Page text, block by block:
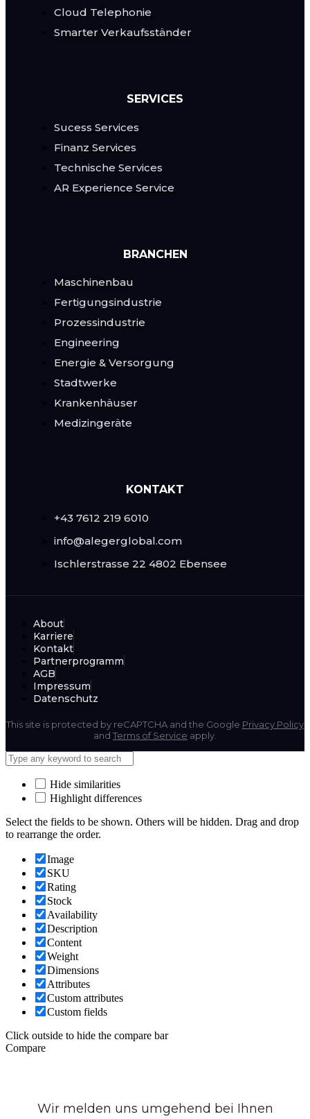
Cloud Telephonie
Smarter Verkaufsständer
SERVICES
Sucess Services
Finanz Services
Technische Services
AR Experience Service
BRANCHEN
Maschinenbau
Fertigungsindustrie
Prozessindustrie
Engineering
Energie & Versorgung
Stadtwerke
Krankenhäuser
Medizingeräte
KONTAKT
+43 7612 219 6010
info@alegerglobal.com
Ischlerstrasse 22 4802 Ebensee
About
Karriere
Kontakt
Partnerprogramm
AGB
Impressum
Datenschutz
This site is protected by reCAPTCHA and the Google Privacy Policy
and Terms of Service apply.
Hide similarities
Highlight differences
Select the fields to be shown. Others will be hidden. Drag and drop
to rearrange the order.
Image
SKU
Rating
Stock
Availability
Description
Content
Weight
Dimensions
Attributes
Custom attributes
Custom fields
Click outside to hide the compare bar
Compare
Wir melden uns umgehend bei Ihnen